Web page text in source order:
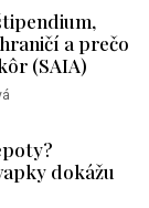
a prečo
(SAIA)
dokážu